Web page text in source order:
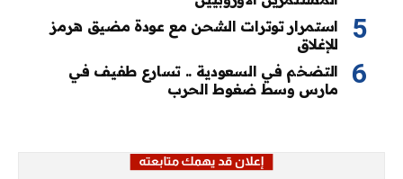
استمرار توترات الشحن مع عودة مضيق هرمز
للإغلاق
التضخم في السعودية .. تسارع طفيف في
مارس وسط ضغوط الحرب